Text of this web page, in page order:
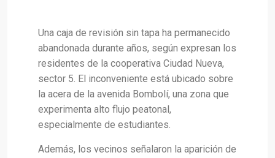
Una caja de revisión sin tapa ha permanecido
abandonada durante años, según expresan los
residentes de la cooperativa Ciudad Nueva,
sector 5. El inconveniente está ubicado sobre
la acera de la avenida Bombolí, una zona que
experimenta alto flujo peatonal,
especialmente de estudiantes.
Además, los vecinos señalaron la aparición de